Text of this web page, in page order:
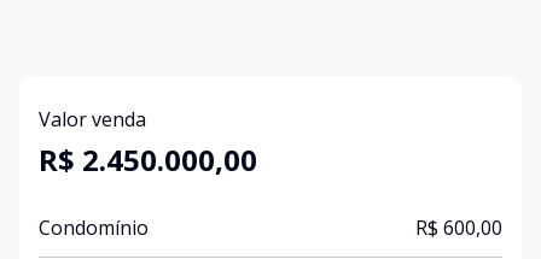
Valor venda
R$ 2.450.000,00
Condomínio R$ 600,00